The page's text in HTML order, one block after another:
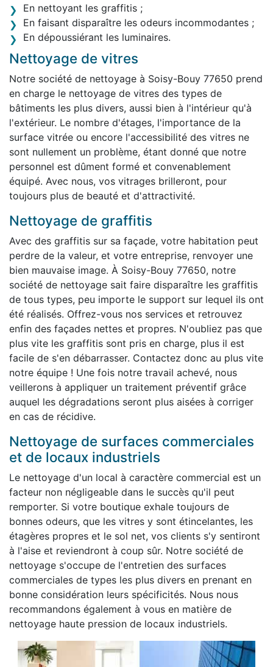
En nettoyant les graffitis ;
En faisant disparaître les odeurs incommodantes ;
En dépoussiérant les luminaires.
Nettoyage de vitres
Notre société de nettoyage à Soisy-Bouy 77650 prend
en charge le nettoyage de vitres des types de
bâtiments les plus divers, aussi bien à l'intérieur qu'à
l'extérieur. Le nombre d'étages, l'importance de la
surface vitrée ou encore l'accessibilité des vitres ne
sont nullement un problème, étant donné que notre
personnel est dûment formé et convenablement
équipé. Avec nous, vos vitrages brilleront, pour
toujours plus de beauté et d'attractivité.
Nettoyage de graffitis
Avec des graffitis sur sa façade, votre habitation peut
perdre de la valeur, et votre entreprise, renvoyer une
bien mauvaise image. À Soisy-Bouy 77650, notre
société de nettoyage sait faire disparaître les graffitis
de tous types, peu importe le support sur lequel ils ont
été réalisés. Offrez-vous nos services et retrouvez
enfin des façades nettes et propres. N'oubliez pas que
plus vite les graffitis sont pris en charge, plus il est
facile de s'en débarrasser. Contactez donc au plus vite
notre équipe ! Une fois notre travail achevé, nous
veillerons à appliquer un traitement préventif grâce
auquel les dégradations seront plus aisées à corriger
en cas de récidive.
Nettoyage de surfaces commerciales
et de locaux industriels
Le nettoyage d'un local à caractère commercial est un
facteur non négligeable dans le succès qu'il peut
remporter. Si votre boutique exhale toujours de
bonnes odeurs, que les vitres y sont étincelantes, les
étagères propres et le sol net, vos clients s'y sentiront
à l'aise et reviendront à coup sûr. Notre société de
nettoyage s'occupe de l'entretien des surfaces
commerciales de types les plus divers en prenant en
bonne considération leurs spécificités. Nous nous
recommandons également à vous en matière de
nettoyage haute pression de locaux industriels.